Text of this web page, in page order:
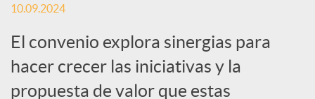
c
i
10.09.2024
El convenio explora sinergias para
hacer crecer las iniciativas y la
propuesta de valor que estas